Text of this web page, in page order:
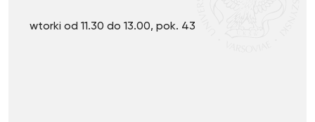
wtorki od 11.30 do 13.00, pok. 43